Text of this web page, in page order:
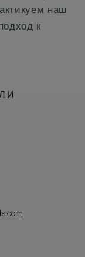
наш
к